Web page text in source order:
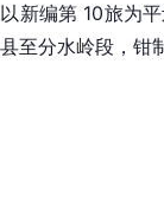
新编第 10旅为
至分水岭段，钳